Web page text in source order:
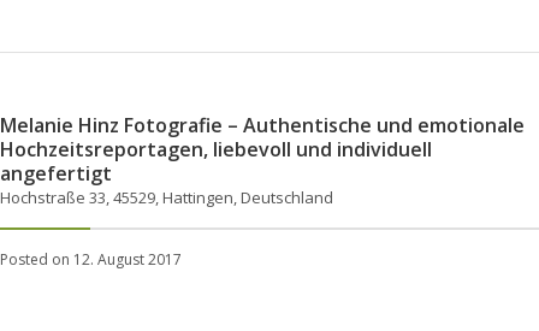
Melanie Hinz Fotografie – Authentische und emotionale
Hochzeitsreportagen, liebevoll und individuell
angefertigt
Hochstraße 33, 45529, Hattingen, Deutschland
Posted on 12. August 2017